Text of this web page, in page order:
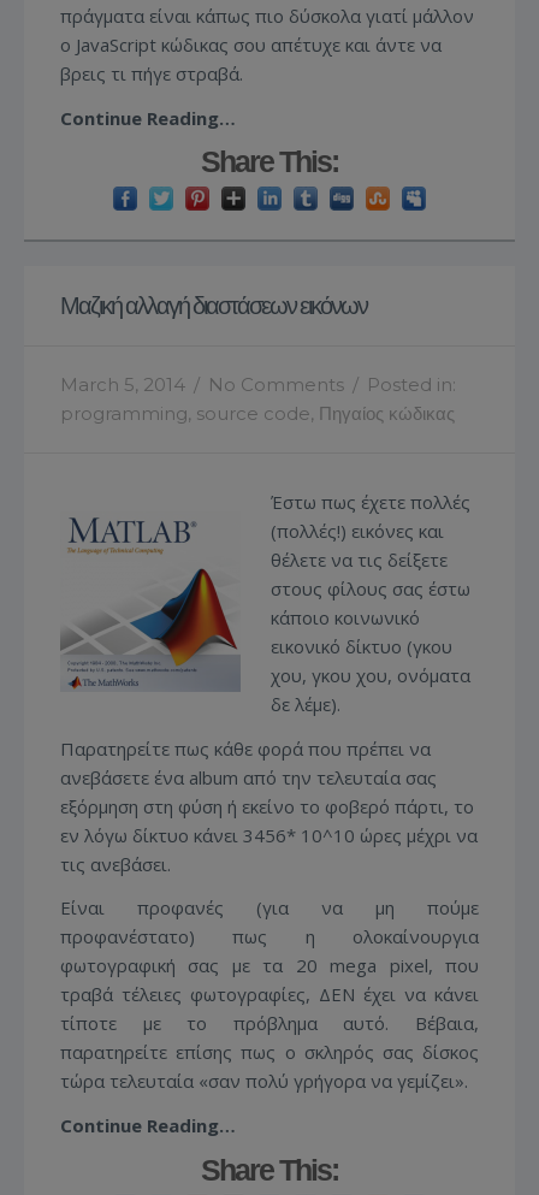
πράγματα είναι κάπως πιο δύσκολα γιατί μάλλον
ο JavaScript κώδικας σου απέτυχε και άντε να
βρεις τι πήγε στραβά.
Continue Reading…
Share This:
Μαζική αλλαγή διαστάσεων εικόνων
March 5, 2014 / No Comments / Posted in:
programming, source code, Πηγαίος κώδικας
Έστω πως έχετε πολλές
(πολλές!) εικόνες και
θέλετε να τις δείξετε
στους φίλους σας έστω
κάποιο κοινωνικό
εικονικό δίκτυο (γκου
χου, γκου χου, ονόματα
δε λέμε).
Παρατηρείτε πως κάθε φορά που πρέπει να
ανεβάσετε ένα album από την τελευταία σας
εξόρμηση στη φύση ή εκείνο το φοβερό πάρτι, το
εν λόγω δίκτυο κάνει 3456* 10^10 ώρες μέχρι να
τις ανεβάσει.
Είναι προφανές (για να μη πούμε
προφανέστατο) πως η ολοκαίνουργια
φωτογραφική σας με τα 20 mega pixel, που
τραβά τέλειες φωτογραφίες, ΔΕΝ έχει να κάνει
τίποτε με το πρόβλημα αυτό. Βέβαια,
παρατηρείτε επίσης πως ο σκληρός σας δίσκος
τώρα τελευταία «σαν πολύ γρήγορα να γεμίζει».
Continue Reading…
Share This: